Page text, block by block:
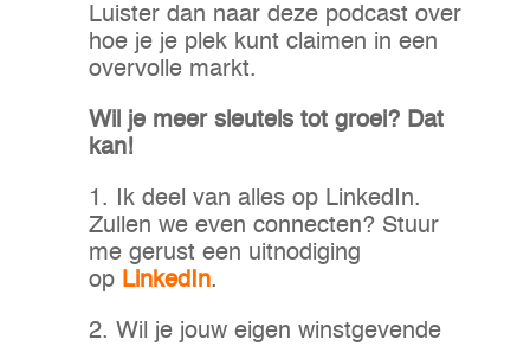
Luister dan naar deze podcast over
hoe je je plek kunt claimen in een
overvolle markt.
Wil je meer sleutels tot groei? Dat
kan!
1. Ik deel van alles op LinkedIn.
Zullen we even connecten? Stuur
me gerust een uitnodiging
op LinkedIn.
2. Wil je jouw eigen winstgevende